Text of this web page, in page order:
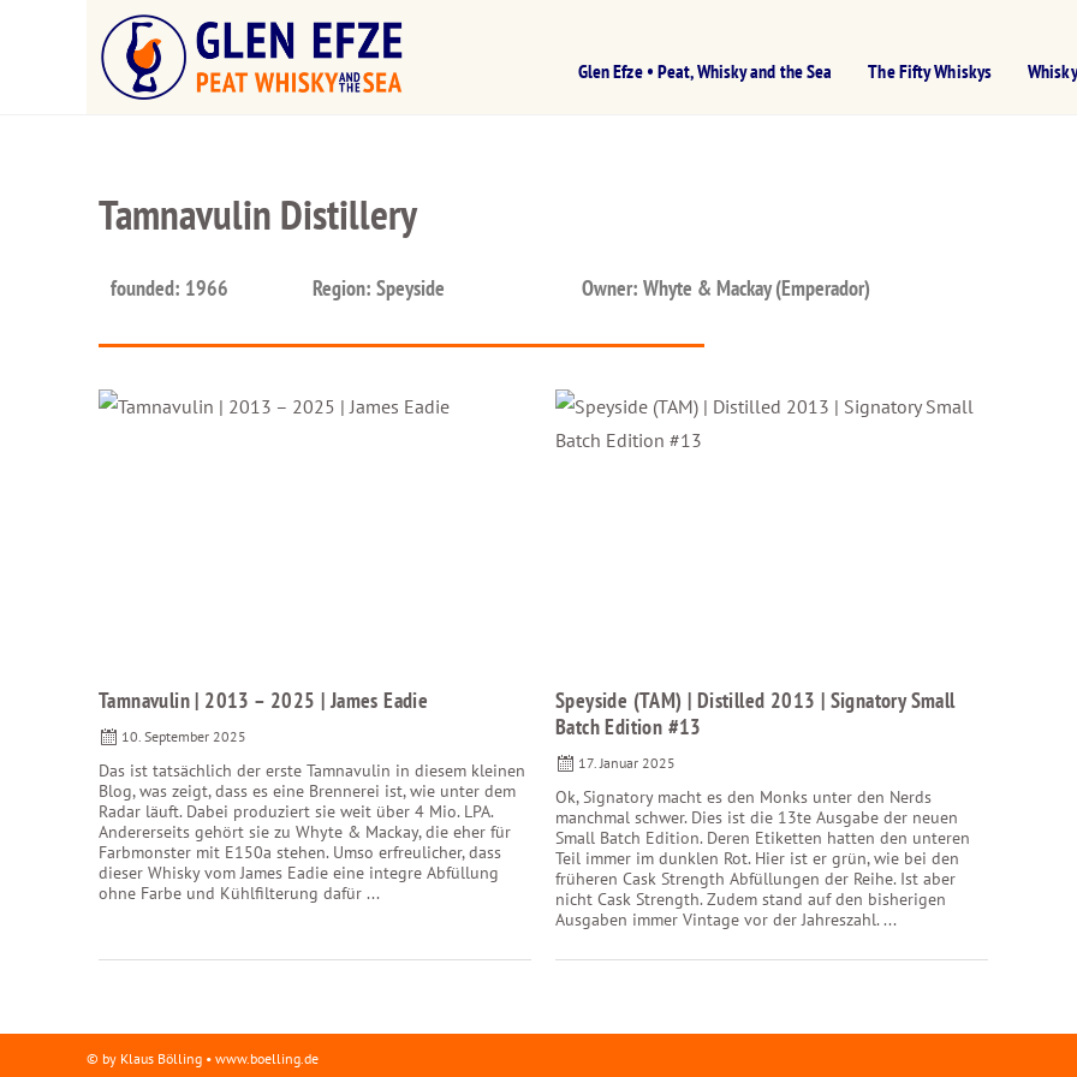
Glen Efze • Peat, Whisky and the Sea The Fifty Whiskys
Tamnavulin Distillery
founded: 1966 Region: Speyside Owner: Whyte & Mackay (Emperador)
Tamnavulin | 2013 – 2025 | James Eadie
10. September 2025
Das ist tatsächlich der erste Tamnavulin in diesem kleinen
Blog, was zeigt, dass es eine Brennerei ist, wie unter dem
Radar läuft. Dabei produziert sie weit über 4 Mio. LPA.
Andererseits gehört sie zu Whyte & Mackay, die eher für
Farbmonster mit E150a stehen. Umso erfreulicher, dass
dieser Whisky vom James Eadie eine integre Abfüllung
ohne Farbe und Kühlfilterung dafür ...
Speyside (TAM) | Distilled 2013 | Signatory Small
Batch Edition #13
17. Januar 2025
Ok, Signatory macht es den Monks unter den Nerds
manchmal schwer. Dies ist die 13te Ausgabe der neuen
Small Batch Edition. Deren Etiketten hatten den unteren
Teil immer im dunklen Rot. Hier ist er grün, wie bei den
früheren Cask Strength Abfüllungen der Reihe. Ist aber
nicht Cask Strength. Zudem stand auf den bisherigen
Ausgaben immer Vintage vor der Jahreszahl. ...
© by Klaus Bölling • www.boelling.de